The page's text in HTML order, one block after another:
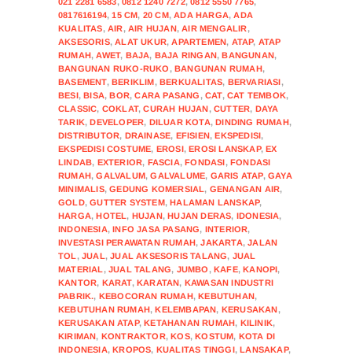
0817616194,15 CM, 20 CM,ADA HARGA,ADA
KUALITAS,AIR,AIR HUJAN,AIR MENGALIR,
AKSESORIS,ALAT UKUR,APARTEMEN, ATAP, ATAP
RUMAH,AWET, BAJA, BAJA RINGAN,BANGUNAN,
BANGUNAN RUKO-RUKO ,BANGUNAN RUMAH,
BASEMENT,BERIKLIM,BERKUALITAS, BERVARIASI,
BESI,BISA,BOR,CARA PASANG ,CAT,CAT TEMBOK,
CLASSIC, COKLAT,CURAH HUJAN,CUTTER, DAYA
TARIK,DEVELOPER, DILUAR KOTA,DINDING RUMAH,
DISTRIBUTOR, DRAINASE, EFISIEN,EKSPEDISI,
EKSPEDISI COSTUME, EROSI,EROSI LANSKAP,EX
LINDAB, EXTERIOR, FASCIA,FONDASI,FONDASI
RUMAH,GALVALUM,GALVALUME, GARIS ATAP,GAYA
MINIMALIS,GEDUNG KOMERSIAL, GENANGAN AIR,
GOLD,GUTTER SYSTEM,HALAMAN LANSKAP,
HARGA,HOTEL, HUJAN,HUJAN DERAS, IDONESIA,
INDONESIA,INFO JASA PASANG, INTERIOR,
INVESTASI PERAWATAN RUMAH,JAKARTA,JALAN
TOL ,JUAL,JUAL AKSESORIS TALANG, JUAL
MATERIAL ,JUAL TALANG, JUMBO ,KAFE,KANOPI,
KANTOR, KARAT,KARATAN, KAWASAN INDUSTRI
PABRIK., KEBOCORAN RUMAH,KEBUTUHAN,
KEBUTUHAN RUMAH,KELEMBAPAN, KERUSAKAN,
KERUSAKAN ATAP,KETAHANAN RUMAH, KILINIK,
KIRIMAN, KONTRAKTOR,KOS,KOSTUM, KOTA DI
INDONESIA,KROPOS, KUALITAS TINGGI,LANSAKAP,